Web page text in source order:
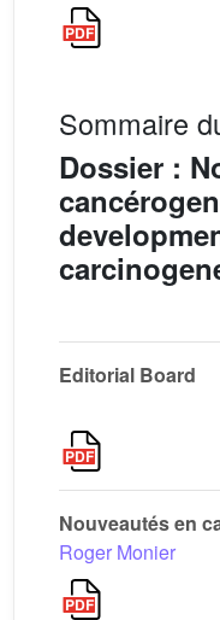
Sommaire
Dossier :
Editorial Board
Nouveautés en
Roger Monier